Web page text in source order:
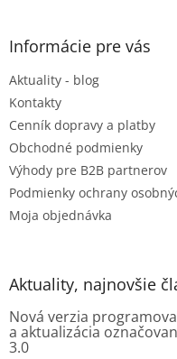
Informácie pre vás
Aktuality - blog
Kontakty
Cenník dopravy a platby
Obchodné podmienky
Výhody pre B2B partnerov
Podmienky ochrany
Moja objednávka
Aktuality, najnovšie
Nová verzia
a aktualizácia
3.0